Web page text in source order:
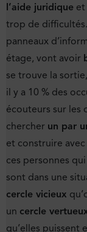
l’aide juridique
trop de difficultés.
panneaux
étage, vont avoir
se trouve la
il y a 10 % des
écouteurs sur les
chercher un par
et construire avec
ces personnes
sont dans une
cercle vicieux
un cercle
qu’elles puissent